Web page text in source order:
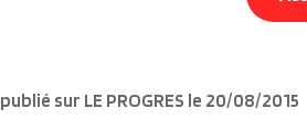
sur LE PROGRES le 20/08/2015